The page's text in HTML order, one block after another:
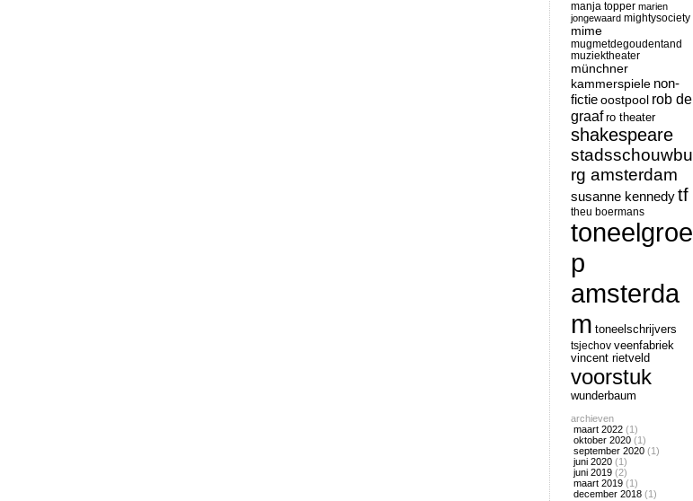
manja topper marien
jongewaard mightysociety
mime
mugmetdegoudentand
muziektheater
münchner
kammerspiele non-
fictieoostpool rob de
graaf ro theater
shakespeare
stadsschouwbu
rg amsterdam
susanne kennedytf
theu boermans
toneelgroe
p
amsterda
m toneelschrijvers
tsjechov veenfabriek
vincent rietveld
voorstuk
wunderbaum
archieven
maart 2022 (1)
oktober 2020 (1)
september 2020 (1)
juni 2020 (1)
juni 2019 (2)
maart 2019 (1)
december 2018 (1)